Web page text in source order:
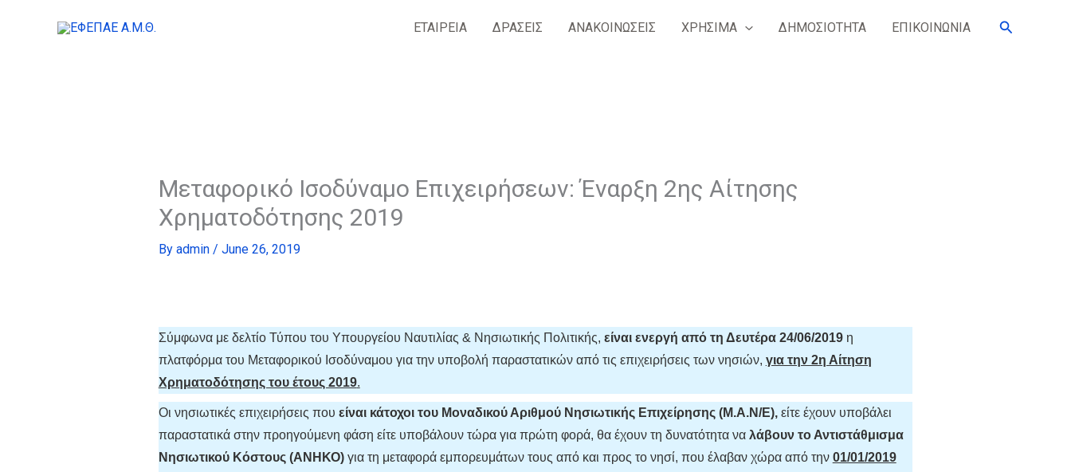
ΕΤΑΙΡΕΙΑ ΔΡΑΣΕΙΣ ΑΝΑΚΟΙΝΩΣΕΙΣ ΧΡΗΣΙΜΑ ΔΗΜΟΣΙΟΤΗΤΑ ΕΠΙΚΟΙΝΩΝΙΑ Search
Μεταφορικό Ισοδύναμο Eπιχειρήσεων: Έναρξη 2ης Αίτησης
Χρηματοδότησης 2019
By admin / June 26, 2019
Σύμφωνα με δελτίο Τύπου του Υπουργείου Ναυτιλίας & Νησιωτικής Πολιτικής, είναι ενεργή από τη Δευτέρα 24/06/2019η
πλατφόρμα του Μεταφορικού Ισοδύναμου για την υποβολή παραστατικών από τις επιχειρήσεις των νησιών, για την 2η Αίτηση
Χρηματοδότησης του έτους 2019.
Οι νησιωτικές επιχειρήσεις που είναι κάτοχοι του Μοναδικού Αριθμού Νησιωτικής Επιχείρησης (Μ.Α.Ν/Ε), είτε έχουν υποβάλει
παραστατικά στην προηγούμενη φάση είτε υποβάλουν τώρα για πρώτη φορά, θα έχουν τη δυνατότητα να λάβουν το Αντιστάθμισμα
Νησιωτικού Κόστους (ΑΝΗΚΟ)για τη μεταφορά εμπορευμάτων τους από και προς το νησί, που έλαβαν χώρα από την 01/01/2019